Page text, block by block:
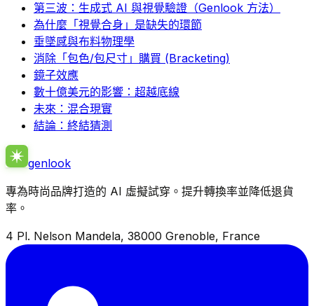
第三波：生成式 AI 與視覺驗證（Genlook 方法）
為什麼「視覺合身」是缺失的環節
垂墜感與布料物理學
消除「包色/包尺寸」購買 (Bracketing)
鏡子效應
數十億美元的影響：超越底線
未來：混合現實
結論：終結猜測
genlook
專為時尚品牌打造的 AI 虛擬試穿。提升轉換率並降低退貨
率。
4 Pl. Nelson Mandela, 38000 Grenoble, France